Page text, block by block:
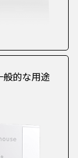
般的な用途